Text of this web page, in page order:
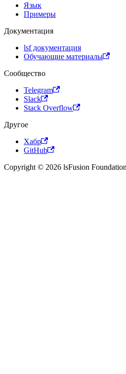
Язык
Примеры
Документация
lsf документация
Обучающие материалы
Сообщество
Telegram
Slack
Stack Overflow
Другое
Хабр
GitHub
Copyright © 2026 lsFusion